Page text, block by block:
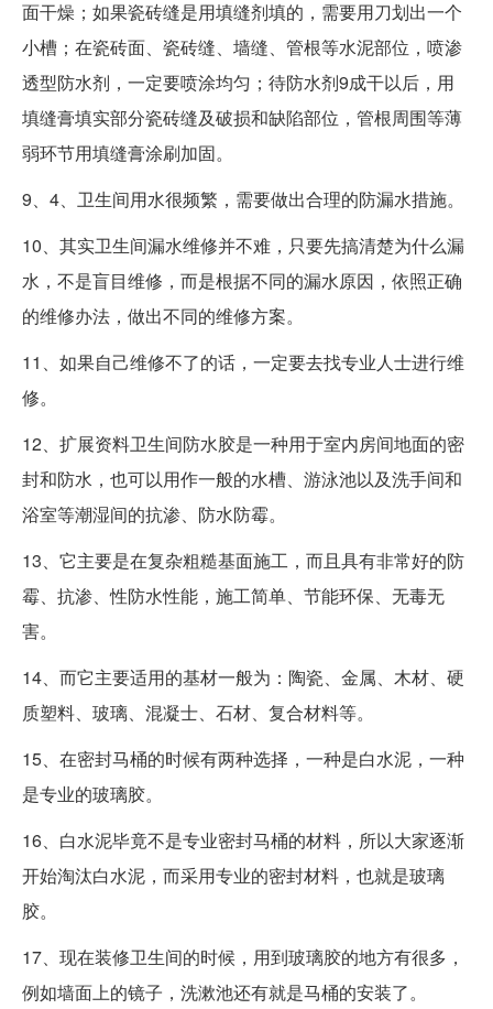
面干燥；如果瓷砖缝是用填缝剂填的，需要用刀划出一个
小槽；在瓷砖面、瓷砖缝、墙缝、管根等水泥部位，喷渗
透型防水剂，一定要喷涂均匀；待防水剂9成干以后，用
填缝膏填实部分瓷砖缝及破损和缺陷部位，管根周围等薄
弱环节用填缝膏涂刷加固。
9、4、卫生间用水很频繁，需要做出合理的防漏水措施。
10、其实卫生间漏水维修并不难，只要先搞清楚为什么漏
水，不是盲目维修，而是根据不同的漏水原因，依照正确
的维修办法，做出不同的维修方案。
11、如果自己维修不了的话，一定要去找专业人士进行维
修。
12、扩展资料卫生间防水胶是一种用于室内房间地面的密
封和防水，也可以用作一般的水槽、游泳池以及洗手间和
浴室等潮湿间的抗渗、防水防霉。
13、它主要是在复杂粗糙基面施工，而且具有非常好的防
霉、抗渗、性防水性能，施工简单、节能环保、无毒无
害。
14、而它主要适用的基材一般为：陶瓷、金属、木材、硬
质塑料、玻璃、混凝士、石材、复合材料等。
15、在密封马桶的时候有两种选择，一种是白水泥，一种
是专业的玻璃胶。
16、白水泥毕竟不是专业密封马桶的材料，所以大家逐渐
开始淘汰白水泥，而采用专业的密封材料，也就是玻璃
胶。
17、现在装修卫生间的时候，用到玻璃胶的地方有很多，
例如墙面上的镜子，洗漱池还有就是马桶的安装了。